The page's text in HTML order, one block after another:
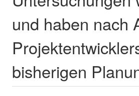
und haben nach
bisherigen